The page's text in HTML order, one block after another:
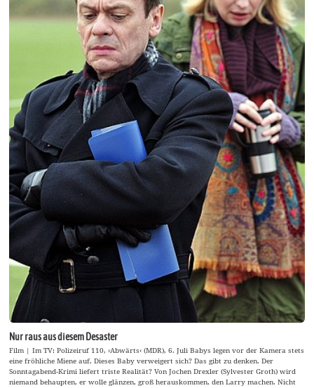
Nur raus aus diesem Desaster
Film | Im TV: Polizeiruf 110, ›Abwärts‹ (MDR), 6. Juli Babys legen vor der Kamera stets
eine fröhliche Miene auf. Dieses Baby verweigert sich? Das gibt zu denken. Der
Sonntagabend-Krimi liefert triste Realität? Von Jochen Drexler (Sylvester Groth) wird
niemand behaupten, er wolle glänzen, groß herauskommen, den Larry machen. Nicht